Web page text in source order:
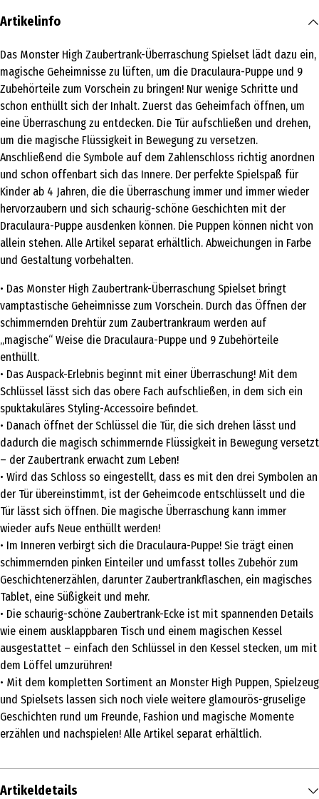
Artikelinfo
Das Monster High Zaubertrank-Überraschung Spielset lädt dazu ein,
magische Geheimnisse zu lüften, um die Draculaura-Puppe und 9
Zubehörteile zum Vorschein zu bringen! Nur wenige Schritte und
schon enthüllt sich der Inhalt. Zuerst das Geheimfach öffnen, um
eine Überraschung zu entdecken. Die Tür aufschließen und drehen,
um die magische Flüssigkeit in Bewegung zu versetzen.
Anschließend die Symbole auf dem Zahlenschloss richtig anordnen
und schon offenbart sich das Innere. Der perfekte Spielspaß für
Kinder ab 4 Jahren, die die Überraschung immer und immer wieder
hervorzaubern und sich schaurig-schöne Geschichten mit der
Draculaura-Puppe ausdenken können. Die Puppen können nicht von
allein stehen. Alle Artikel separat erhältlich. Abweichungen in Farbe
und Gestaltung vorbehalten.
• Das Monster High Zaubertrank-Überraschung Spielset bringt
vamptastische Geheimnisse zum Vorschein. Durch das Öffnen der
schimmernden Drehtür zum Zaubertrankraum werden auf
„magische“ Weise die Draculaura-Puppe und 9 Zubehörteile
enthüllt.
• Das Auspack-Erlebnis beginnt mit einer Überraschung! Mit dem
Schlüssel lässt sich das obere Fach aufschließen, in dem sich ein
spuktakuläres Styling-Accessoire befindet.
• Danach öffnet der Schlüssel die Tür, die sich drehen lässt und
dadurch die magisch schimmernde Flüssigkeit in Bewegung versetzt
– der Zaubertrank erwacht zum Leben!
• Wird das Schloss so eingestellt, dass es mit den drei Symbolen an
der Tür übereinstimmt, ist der Geheimcode entschlüsselt und die
Tür lässt sich öffnen. Die magische Überraschung kann immer
wieder aufs Neue enthüllt werden!
• Im Inneren verbirgt sich die Draculaura-Puppe! Sie trägt einen
schimmernden pinken Einteiler und umfasst tolles Zubehör zum
Geschichtenerzählen, darunter Zaubertrankflaschen, ein magisches
Tablet, eine Süßigkeit und mehr.
• Die schaurig-schöne Zaubertrank-Ecke ist mit spannenden Details
wie einem ausklappbaren Tisch und einem magischen Kessel
ausgestattet – einfach den Schlüssel in den Kessel stecken, um mit
dem Löffel umzurühren!
• Mit dem kompletten Sortiment an Monster High Puppen, Spielzeug
und Spielsets lassen sich noch viele weitere glamourös-gruselige
Geschichten rund um Freunde, Fashion und magische Momente
erzählen und nachspielen! Alle Artikel separat erhältlich.
Artikeldetails